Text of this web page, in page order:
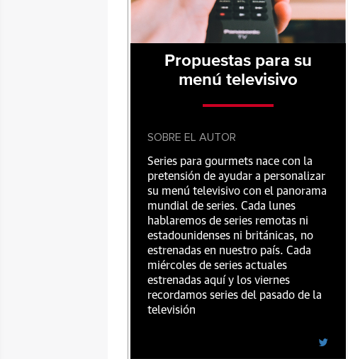
Propuestas para su
menú televisivo
SOBRE EL AUTOR
Series para gourmets nace con la
pretensión de ayudar a personalizar
su menú televisivo con el panorama
mundial de series. Cada lunes
hablaremos de series remotas ni
estadounidenses ni británicas, no
estrenadas en nuestro país. Cada
miércoles de series actuales
estrenadas aquí y los viernes
recordamos series del pasado de la
televisión